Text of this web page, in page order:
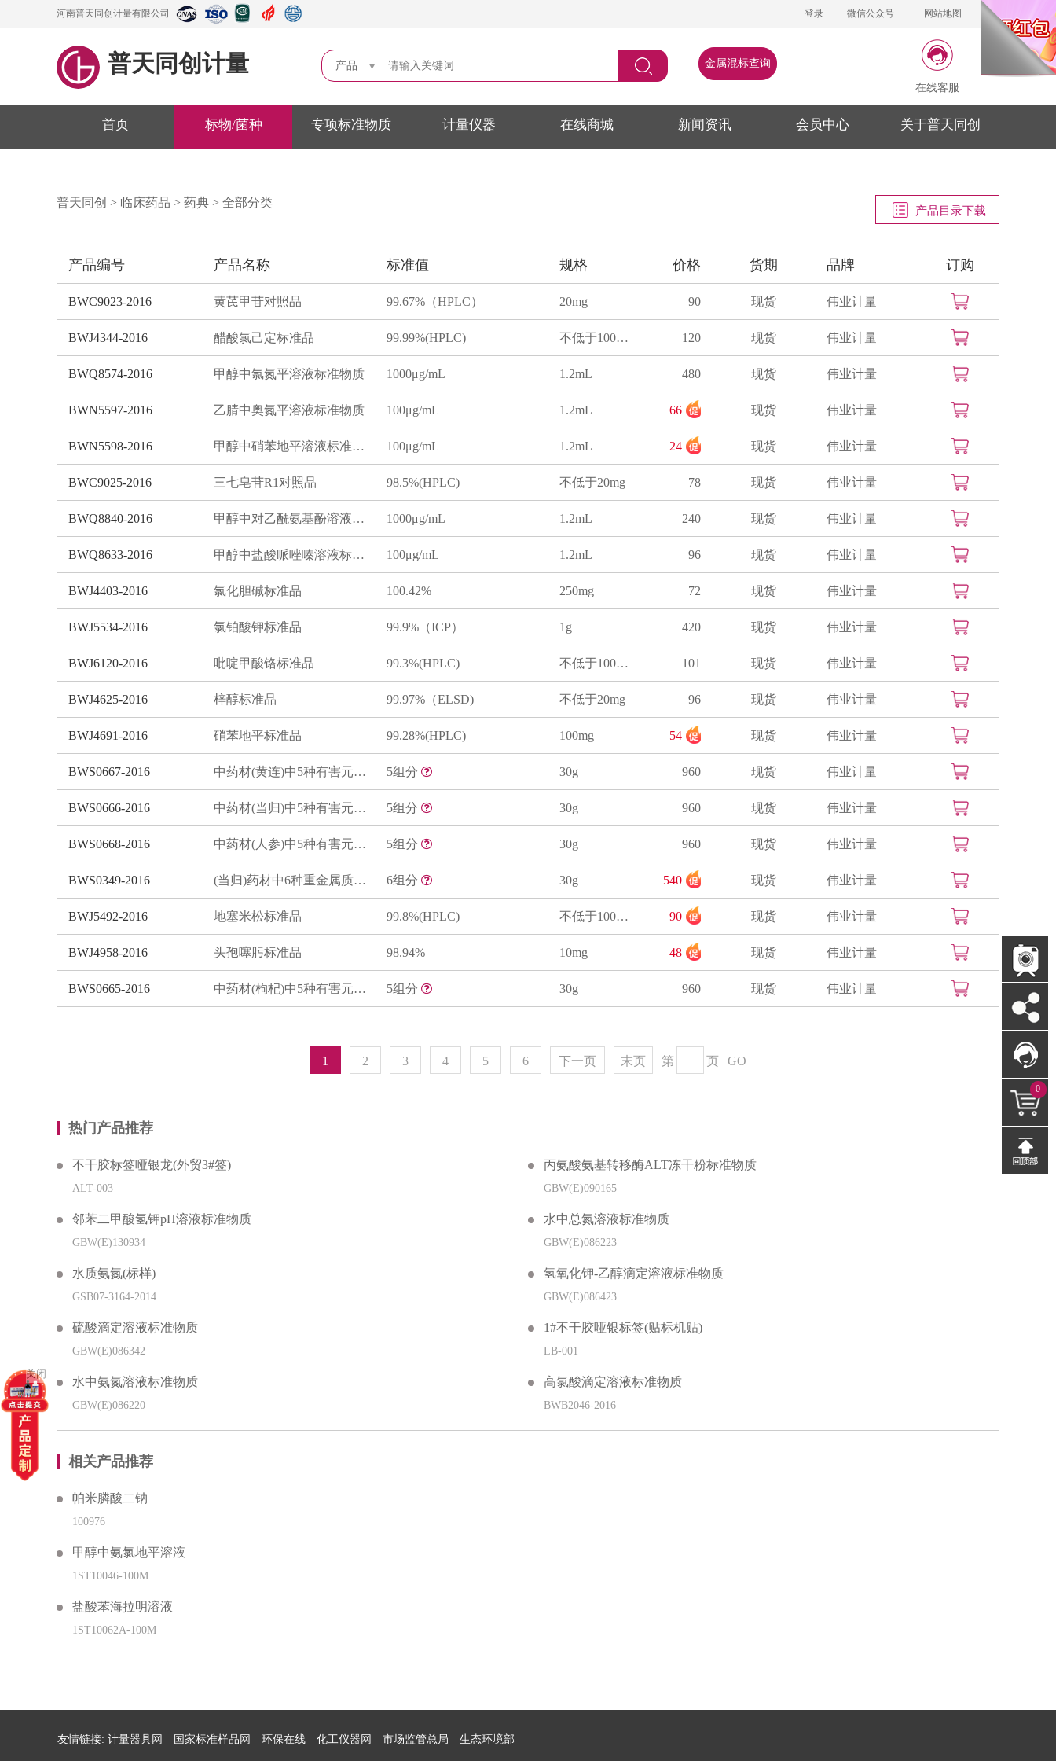
河南普天同创计量有限公司 登录 微信公众号 网站地图
普天同创计量 产品 金属混标查询
在线客服
首页 标物/菌种 专项标准物质 计量仪器 在线商城 新闻资讯 会员中心 关于普天同创
普天同创 > 临床药品 > 药典 > 全部分类
产品目录下载
产品编号 产品名称 标准值 规格 价格 货期 品牌 订购
BWC9023-2016 黄芪甲苷对照品 99.67%（HPLC） 20mg 90 现货 伟业计量
BWJ4344-2016 醋酸氯己定标准品 99.99%(HPLC) 不低于100mg 120 现货 伟业计量
BWQ8574-2016 甲醇中氯氮平溶液标准物质 1000μg/mL 1.2mL 480 现货 伟业计量
BWN5597-2016 乙腈中奥氮平溶液标准物质 100μg/mL 1.2mL 66 现货 伟业计量
BWN5598-2016 甲醇中硝苯地平溶液标准物质 100μg/mL 1.2mL 24 现货 伟业计量
BWC9025-2016 三七皂苷R1对照品 98.5%(HPLC) 不低于20mg 78 现货 伟业计量
BWQ8840-2016 甲醇中对乙酰氨基酚溶液标准物质 1000μg/mL 1.2mL 240 现货 伟业计量
BWQ8633-2016 甲醇中盐酸哌唑嗪溶液标准物质 100μg/mL 1.2mL 96 现货 伟业计量
BWJ4403-2016 氯化胆碱标准品 100.42% 250mg 72 现货 伟业计量
BWJ5534-2016 氯铂酸钾标准品 99.9%（ICP） 1g 420 现货 伟业计量
BWJ6120-2016 吡啶甲酸铬标准品 99.3%(HPLC) 不低于100mg 101 现货 伟业计量
BWJ4625-2016 梓醇标准品 99.97%（ELSD) 不低于20mg 96 现货 伟业计量
BWJ4691-2016 硝苯地平标准品 99.28%(HPLC) 100mg 54 现货 伟业计量
BWS0667-2016 中药材(黄连)中5种有害元素质控样品 5组分 30g 960 现货 伟业计量
BWS0666-2016 中药材(当归)中5种有害元素质控样品 5组分 30g 960 现货 伟业计量
BWS0668-2016 中药材(人参)中5种有害元素质控样品 5组分 30g 960 现货 伟业计量
BWS0349-2016 (当归)药材中6种重金属质控样品（铅、镉、铬、铜、砷、汞） 6组分 30g 540 现货 伟业计量
BWJ5492-2016 地塞米松标准品 99.8%(HPLC) 不低于100mg 90 现货 伟业计量
BWJ4958-2016 头孢噻肟标准品 98.94% 10mg 48 现货 伟业计量
BWS0665-2016 中药材(枸杞)中5种有害元素质控样品 5组分 30g 960 现货 伟业计量
1 2 3 4 5 6 下一页 末页 第 页 GO
热门产品推荐
不干胶标签哑银龙(外贸3#签)
ALT-003
邻苯二甲酸氢钾pH溶液标准物质
GBW(E)130934
水质氨氮(标样)
GSB07-3164-2014
硫酸滴定溶液标准物质
GBW(E)086342
水中氨氮溶液标准物质
GBW(E)086220
丙氨酸氨基转移酶ALT冻干粉标准物质
GBW(E)090165
水中总氮溶液标准物质
GBW(E)086223
氢氧化钾-乙醇滴定溶液标准物质
GBW(E)086423
1#不干胶哑银标签(贴标机贴)
LB-001
高氯酸滴定溶液标准物质
BWB2046-2016
相关产品推荐
帕米膦酸二钠
100976
甲醇中氨氯地平溶液
1ST10046-100M
盐酸苯海拉明溶液
1ST10062A-100M
友情链接: 计量器具网 国家标准样品网 环保在线 化工仪器网 市场监管总局 生态环境部
关闭
0